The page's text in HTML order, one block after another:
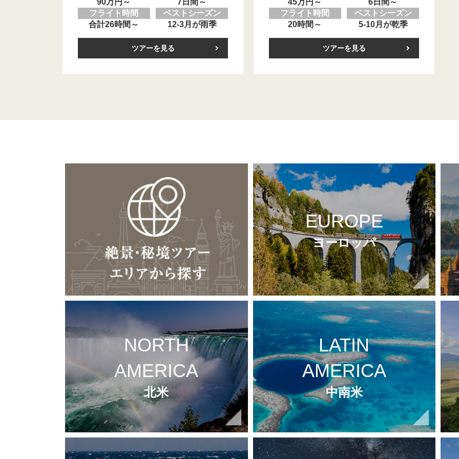
90万円～
7日間～
フライト時間
合計26時間～
ベストシーズン
12-3月が雨季
ツアーを見る
45万円～
6日間～
フライト時間
20時間～
ベストシーズン
5-10月が乾季
ツアーを見る
EUROPE
ヨーロッパ
NORTH
AMERICA
北米
LATIN
AMERICA
中南米